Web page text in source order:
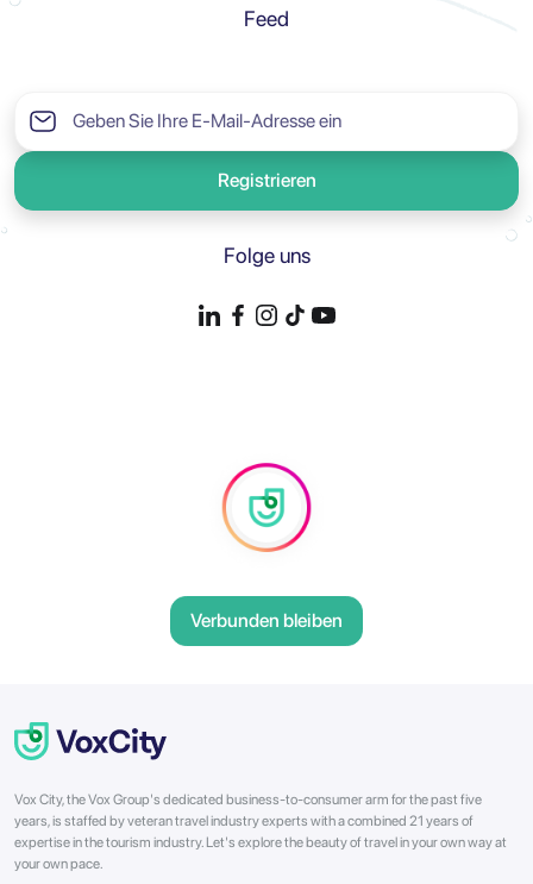
Feed
Registrieren
Folge uns
Verbunden bleiben
Vox City, the Vox Group's dedicated business-to-consumer arm for the past five
years, is staffed by veteran travel industry experts with a combined 21 years of
expertise in the tourism industry. Let's explore the beauty of travel in your own way at
your own pace.